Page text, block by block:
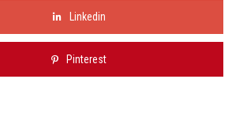
Linkedin
Pinterest